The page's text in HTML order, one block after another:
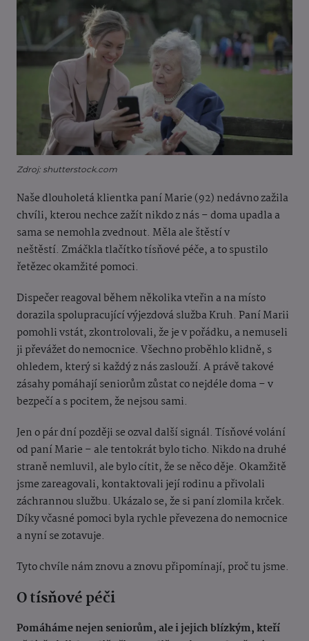
Zdroj: shutterstock.com
Naše dlouholetá klientka paní Marie (92) nedávno zažila
chvíli, kterou nechce zažít nikdo z nás – doma upadla a
sama se nemohla zvednout. Měla ale štěstí v
neštěstí. Zmáčkla tlačítko tísňové péče, a to spustilo
řetězec okamžité pomoci.
Dispečer reagoval během několika vteřin a na místo
dorazila spolupracující výjezdová služba Kruh. Paní Marii
pomohli vstát, zkontrolovali, že je v pořádku, a nemuseli
ji převážet do nemocnice. Všechno proběhlo klidně, s
ohledem, který si každý z nás zaslouží. A právě takové
zásahy pomáhají seniorům zůstat co nejdéle doma – v
bezpečí a s pocitem, že nejsou sami.
Jen o pár dní později se ozval další signál. Tísňové volání
od paní Marie – ale tentokrát bylo ticho. Nikdo na druhé
straně nemluvil, ale bylo cítit, že se něco děje. Okamžitě
jsme zareagovali, kontaktovali její rodinu a přivolali
záchrannou službu. Ukázalo se, že si paní zlomila krček.
Díky včasné pomoci byla rychle převezena do nemocnice
a nyní se zotavuje.
Tyto chvíle nám znovu a znovu připomínají, proč tu jsme.
O tísňové péči
Pomáháme nejen seniorům, ale i jejich blízkým, kteří